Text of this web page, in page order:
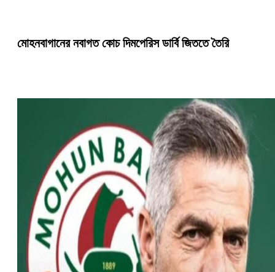
মোহনবাগানের নবাগত কোচ দিমপেরিস ডার্বি জিততে তৈরি